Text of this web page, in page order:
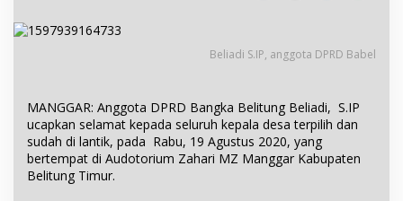
Beliadi S.IP, anggota DPRD Babel
MANGGAR: Anggota DPRD Bangka Belitung Beliadi, S.IP
ucapkan selamat kepada seluruh kepala desa terpilih dan
sudah di lantik, pada Rabu, 19 Agustus 2020, yang
bertempat di Audotorium Zahari MZ Manggar Kabupaten
Belitung Timur.